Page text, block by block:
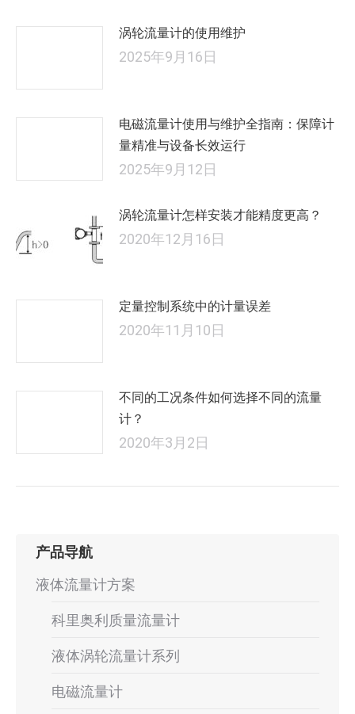
涡轮流量计的使用维护
2025年9月16日
电磁流量计使用与维护全指南：保障计
量精准与设备长效运行
2025年9月12日
涡轮流量计怎样安装才能精度更高？
2020年12月16日
定量控制系统中的计量误差
2020年11月10日
不同的工况条件如何选择不同的流量
计？
2020年3月2日
产品导航
液体流量计方案
科里奥利质量流量计
液体涡轮流量计系列
电磁流量计